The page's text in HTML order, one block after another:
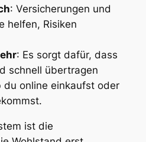
: Versicherungen und
helfen, Risiken
: Es sorgt dafür, dass
schnell übertragen
du online einkaufst oder
ist die